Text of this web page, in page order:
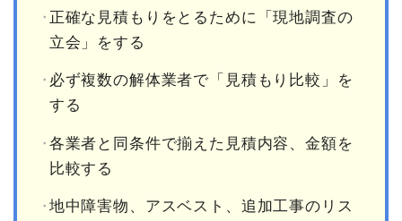
正確な見積もりをとるために「現地調査の
立会」をする
必ず複数の解体業者で「見積もり比較」を
する
各業者と同条件で揃えた見積内容、金額を
比較する
地中障害物、アスベスト、追加工事のリス